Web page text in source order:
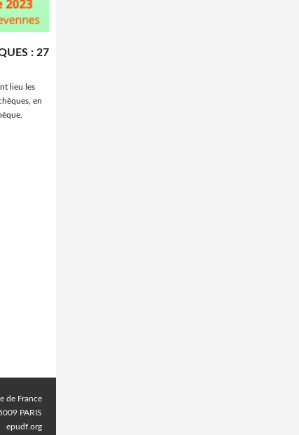
: 27
lieu les
en
de France
PARIS
epudf.org